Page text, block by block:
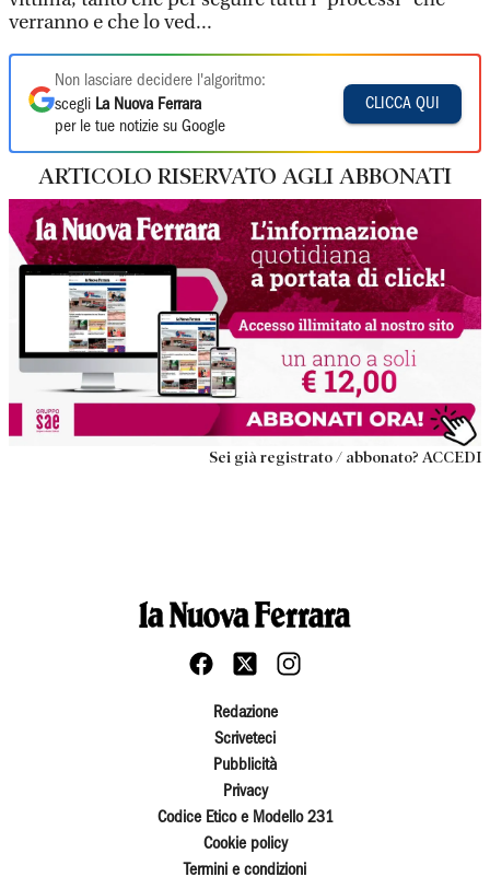
verranno e che lo ved...
Non lasciare decidere l'algoritmo:
scegli La Nuova Ferrara
per le tue notizie su Google
CLICCA QUI
ARTICOLO RISERVATO AGLI ABBONATI
Sei già registrato / abbonato? ACCEDI
Redazione
Scriveteci
Pubblicità
Privacy
Codice Etico e Modello 231
Cookie policy
Termini e condizioni